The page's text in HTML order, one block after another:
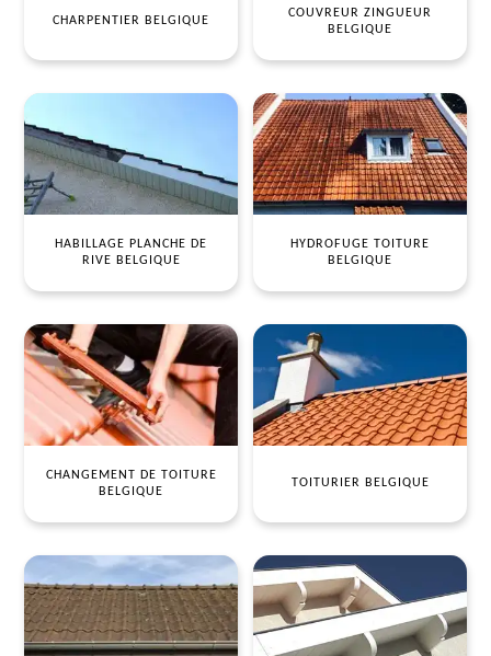
CHARPENTIER BELGIQUE
COUVREUR ZINGUEUR
BELGIQUE
HABILLAGE PLANCHE DE
RIVE BELGIQUE
HYDROFUGE TOITURE
BELGIQUE
CHANGEMENT DE TOITURE
BELGIQUE
TOITURIER BELGIQUE